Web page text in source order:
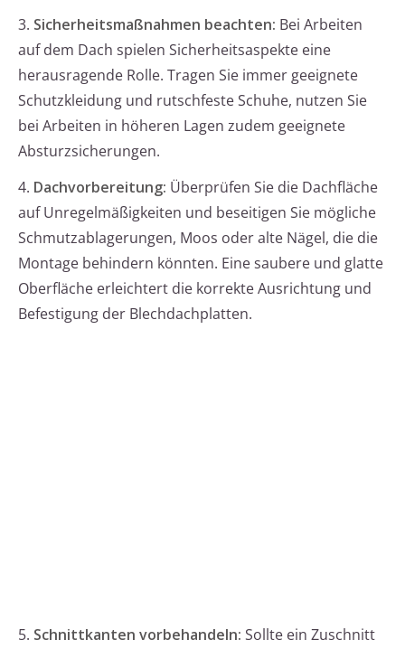
3. Sicherheitsmaßnahmen beachten: Bei Arbeiten
auf dem Dach spielen Sicherheitsaspekte eine
herausragende Rolle. Tragen Sie immer geeignete
Schutzkleidung und rutschfeste Schuhe, nutzen Sie
bei Arbeiten in höheren Lagen zudem geeignete
Absturzsicherungen.
4. Dachvorbereitung: Überprüfen Sie die Dachfläche
auf Unregelmäßigkeiten und beseitigen Sie mögliche
Schmutzablagerungen, Moos oder alte Nägel, die die
Montage behindern könnten. Eine saubere und glatte
Oberfläche erleichtert die korrekte Ausrichtung und
Befestigung der Blechdachplatten.
5. Schnittkanten vorbehandeln: Sollte ein Zuschnitt